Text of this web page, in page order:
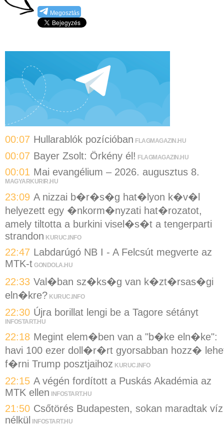
Megosztás
00:07 Hullarablók pozícióban FLAGMAGAZIN.HU
00:07 Bayer Zsolt: Örkény él! FLAGMAGAZIN.HU
00:01 Mai evangélium – 2026. augusztus 8.
MAGYARKURIR.HU
23:09 A nizzai b�r�s�g hat�lyon k�v�l
helyezett egy �nkorm�nyzati hat�rozatot,
amely tiltotta a burkini visel�s�t a tengerparti
strandon KURUC.INFO
22:47 Labdarúgó NB I - A Felcsút megverte az
MTK-t GONDOLA.HU
22:33 Val�ban sz�ks�g van k�zt�rsas�gi
eln�kre? KURUC.INFO
22:30 Újra borillat lengi be a Tagore sétányt
INFOSTART.HU
22:18 Megint elem�ben van a "b�ke eln�ke":
havi 100 ezer doll�r�rt gyorsabban hozz�
f�rni Trump posztjaihoz KURUC.INFO
22:15 A végén fordított a Puskás Akadémia az
MTK ellen INFOSTART.HU
21:50 Csőtörés Budapesten, sokan maradtak víz
nélkül
INFOSTART.HU